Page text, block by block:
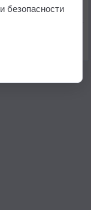
ареал обитания
безопасности